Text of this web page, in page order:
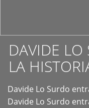
DAVIDE LO
LA
Davide Lo Surdo
Davide Lo Surdo